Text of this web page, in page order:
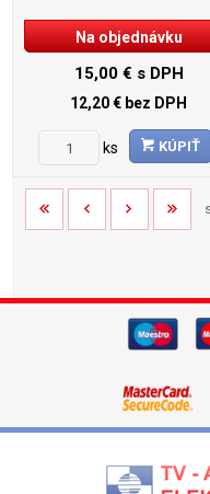
Na objednávku
15,00 € s DPH
12,20 € bez DPH
ks KÚPIŤ